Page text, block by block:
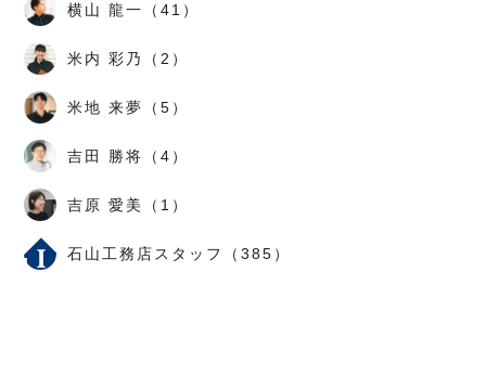
横山 龍一（41）
米内 彩乃（2）
米地 来夢（5）
吉田 勝将（4）
吉原 愛美（1）
石山工務店スタッフ（385）